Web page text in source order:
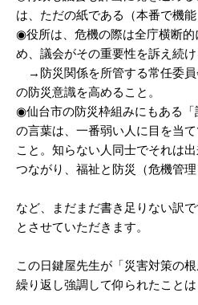
は、ただの紙である（本番で機能
◉役所は、危機の際は全庁横断的
め、議会がその重要性を訴え続け
→防災関係を所管する常任委員
の防災意識を高めること。
◉仙台市の防災枠組みにもある「
の言葉は、一番弱い人に目を当
こと。知らない人同士でそれは
つながり、福祉と防災（危機管理
など、まだまだ書き足りない訳
とさせていただきます。
この日鍵屋先生が「災害対策の
繰り返し強調して仰られたことは